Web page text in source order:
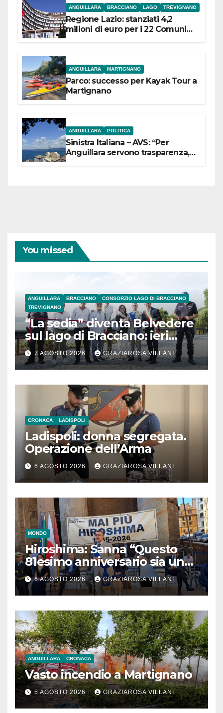
ANGUILLARA BRACCIANO LAGO TREVIGNANO
Regione Lazio: stanziati 4,2
milioni di euro per i 22 Comuni
ANGUILLARA MARTIGNANO
Parco: successo per Kayak Tour a
Martignano
ANGUILLARA POLITICA
Sinistra Italiana – AVS: “Per
Anguillara servono trasparenza,
You missed
ANGUILLARA BRACCIANO
CONSORZIO LAGO DI BRACCIANO
TREVIGNANO
“La sedia” diventa Belvedere
sul lago di Bracciano: ieri
l’inaugurazione
7 AGOSTO 2026 GRAZIAROSA VILLANI
CRONACA LADISPOLI
Ladispoli: donna segregata.
Operazione dell’Arma
6 AGOSTO 2026 GRAZIAROSA VILLANI
MONDO
Hiroshima: Sanna “Questo
81esimo anniversario sia un
monito per tutti”
6 AGOSTO 2026 GRAZIAROSA VILLANI
ANGUILLARA CRONACA
Vasto incendio a Martignano
5 AGOSTO 2026 GRAZIAROSA VILLANI